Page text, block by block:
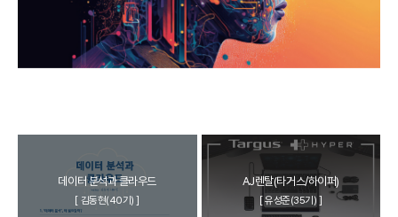
데이터 분석과 클라우드
[ 김동현(40기) ]
AJ렌탈(타거스/하이퍼)
[ 유성준(35기) ]